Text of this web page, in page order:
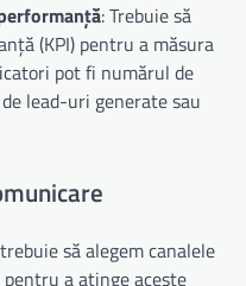
: Trebuie să
(KPI) pentru a măsura
pot fi numărul de
lead-uri generate sau
să alegem canalele
a atinge aceste